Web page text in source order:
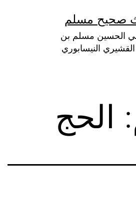
صحيح مسلم
الحسين مسلم بن
النيسابوري
الحج